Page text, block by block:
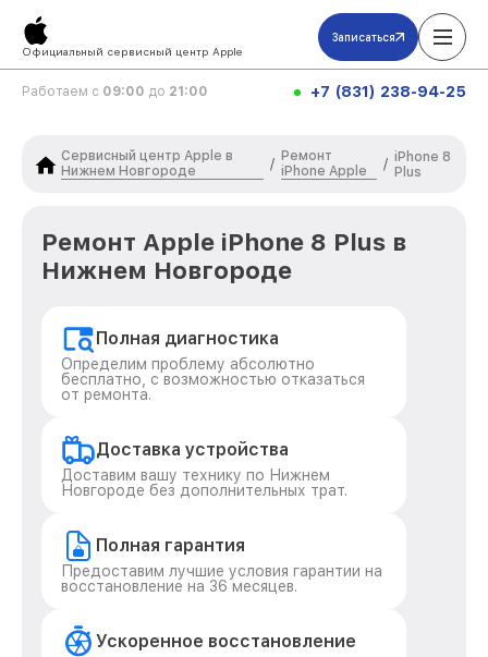
Официальный сервисный центр Apple
Записаться
Работаем с 09:00 до 21:00 +7 (831) 238-94-25
Сервисный центр Apple в
Нижнем Новгороде
/
Ремонт
iPhone Apple
/ iPhone 8
Plus
Ремонт Apple iPhone 8 Plus в
Нижнем Новгороде
Полная диагностика
Определим проблему абсолютно
бесплатно, с возможностью отказаться
от ремонта.
Доставка устройства
Доставим вашу технику по Нижнем
Новгороде без дополнительных трат.
Полная гарантия
Предоставим лучшие условия гарантии на
восстановление на 36 месяцев.
Ускоренное восстановление